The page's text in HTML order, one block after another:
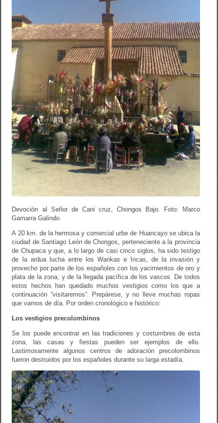
Devoción al Señor de Cani cruz, Chongos Bajo. Foto: Marco
Gamarra Galindo.
A 20 km. de la hermosa y comercial urbe de Huancayo se ubica la
ciudad de Santiago León de Chongos, perteneciente a la provincia
de Chupaca y que, a lo largo de casi cinco siglos, ha sido testigo
de la ardua lucha entre los Wankas e Incas, de la invasión y
provecho por parte de los españoles con los yacimientos de oro y
plata de la zona, y de la llegada pacífica de los vascos. De todos
estos hechos han quedado muchos vestigios como los que a
continuación “visitaremos”. Prepárese, y no lleve muchas ropas
que vamos de día. Por orden cronológico e histórico:
Los vestigios precolombinos
Se los puede encontrar en las tradiciones y costumbres de esta
zona, las casas y fiestas pueden ser ejemplos de ello.
Lastimosamente algunos centros de adoración precolombinos
fueron destruidos por los españoles durante su larga estadía.